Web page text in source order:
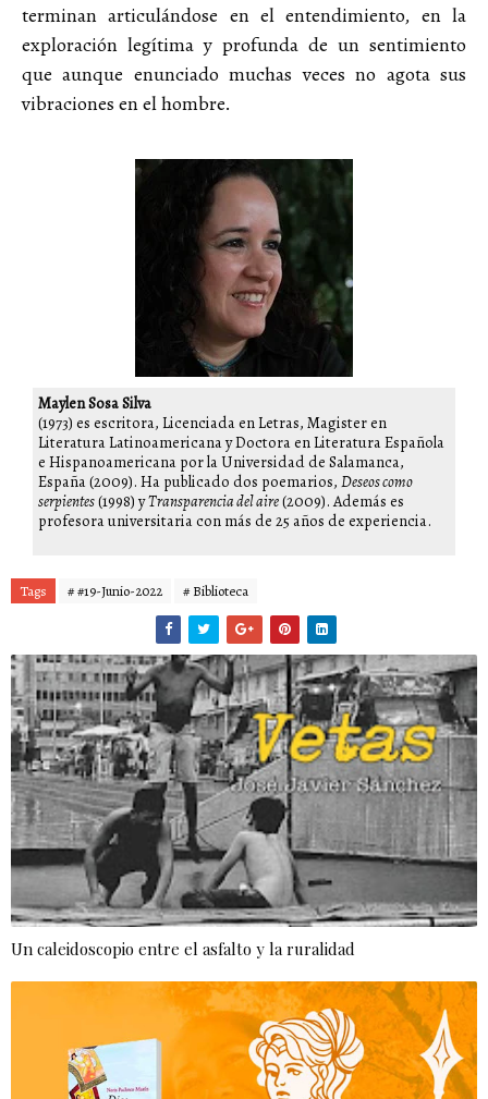
terminan articulándose en el entendimiento, en la
exploración legítima y profunda de un sentimiento
que aunque enunciado muchas veces no agota sus
vibraciones en el hombre.
Maylen Sosa Silva
(1973) es escritora, Licenciada en Letras, Magister en
Literatura Latinoamericana y Doctora en Literatura Española
e Hispanoamericana por la Universidad de Salamanca,
España (2009). Ha publicado dos poemarios, Deseos como
serpientes(1998) yTransparencia del aire(2009). Además es
profesora universitaria con más de 25 años de experiencia.
Tags # #19-Junio-2022 # Biblioteca
Un caleidoscopio entre el asfalto y la ruralidad